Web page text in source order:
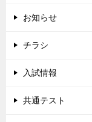
お知らせ
チラシ
入試情報
共通テスト